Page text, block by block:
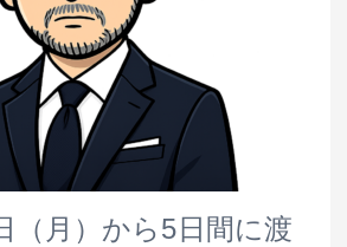
（月）から5日間に渡